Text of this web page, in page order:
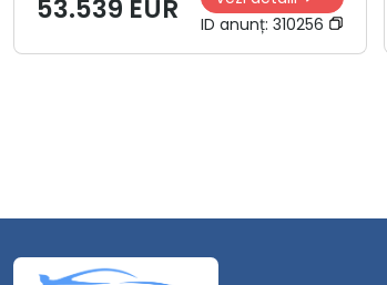
53.539 EUR
ID anunț: 310256